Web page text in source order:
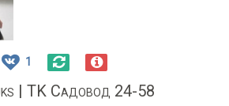
1
| TK Садовод 24-58